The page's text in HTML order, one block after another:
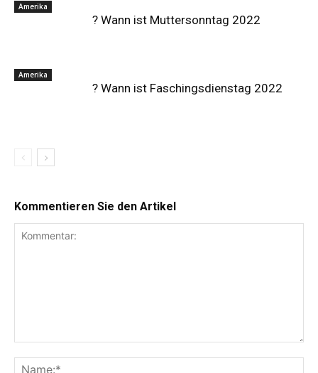
Amerika
? Wann ist Muttersonntag 2022
Amerika
? Wann ist Faschingsdienstag 2022
Kommentieren Sie den Artikel